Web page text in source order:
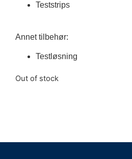
Teststrips
Annet tilbehør:
Testløsning
Out of stock